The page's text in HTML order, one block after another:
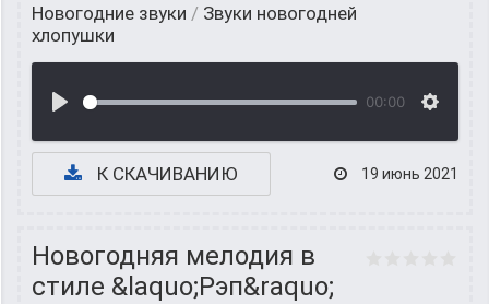
Новогодние звуки / Звуки новогодней
хлопушки
00:00
К СКАЧИВАНИЮ 19 июнь 2021
Новогодняя мелодия в
стиле &laquo;Рэп&raquo;